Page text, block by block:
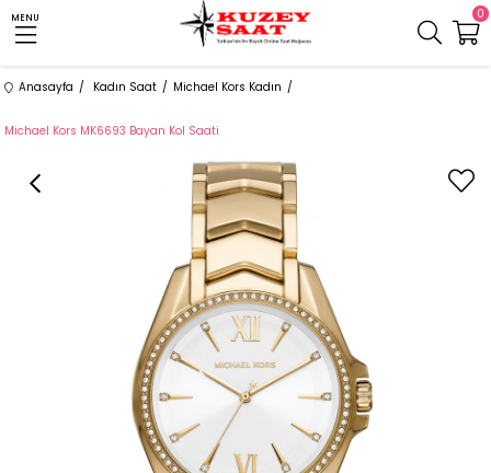
MENU 0
Anasayfa Kadın Saat Michael Kors Kadın
Michael Kors MK6693 Bayan Kol Saati